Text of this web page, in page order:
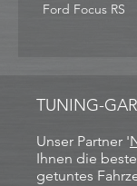
Ford Focus RS
TUNING-
Unser Partner '
Ihnen die
getuntes